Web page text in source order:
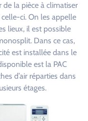
de la pièce à climatiser
ci. On les appelle
lieux, il est possible
Dans ce cas,
est installée dans le
est la PAC
d’air réparties dans
étages.